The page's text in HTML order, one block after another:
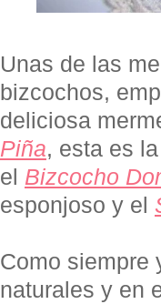
Unas de las
bizcochos,
deliciosa
Piña, esta es
el Bizcocho
esponjoso y el
Como siempre
naturales y en